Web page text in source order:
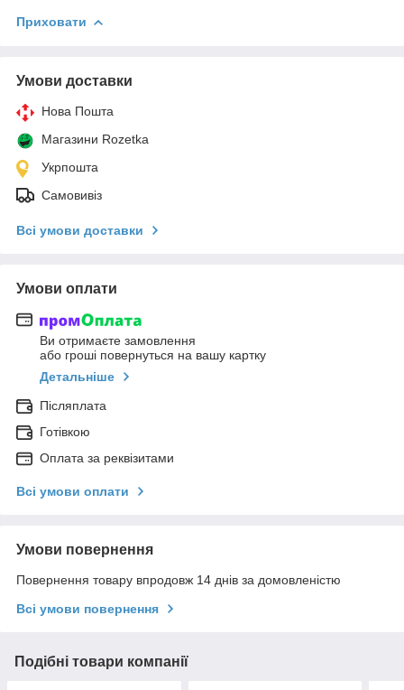
Приховати
Умови доставки
Нова Пошта
Магазини Rozetka
Укрпошта
Самовивіз
Всі умови доставки
Умови оплати
Ви отримаєте замовлення
або гроші повернуться на вашу картку
Детальніше
Післяплата
Готівкою
Оплата за реквізитами
Всі умови оплати
Умови повернення
Повернення товару впродовж 14 днів за домовленістю
Всі умови повернення
Подібні товари компанії